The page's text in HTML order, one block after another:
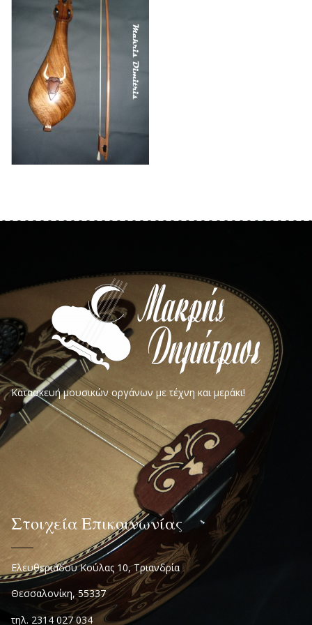
Κατασκευή μουσικών οργάνων με τέχνη και μεράκι!
Στοιχεία Επικοινωνίας
Ελευθεριάδου Κούλας 10, Τριανδρία
Θεσσαλονίκη, 55337
τηλ. 2314 027 034